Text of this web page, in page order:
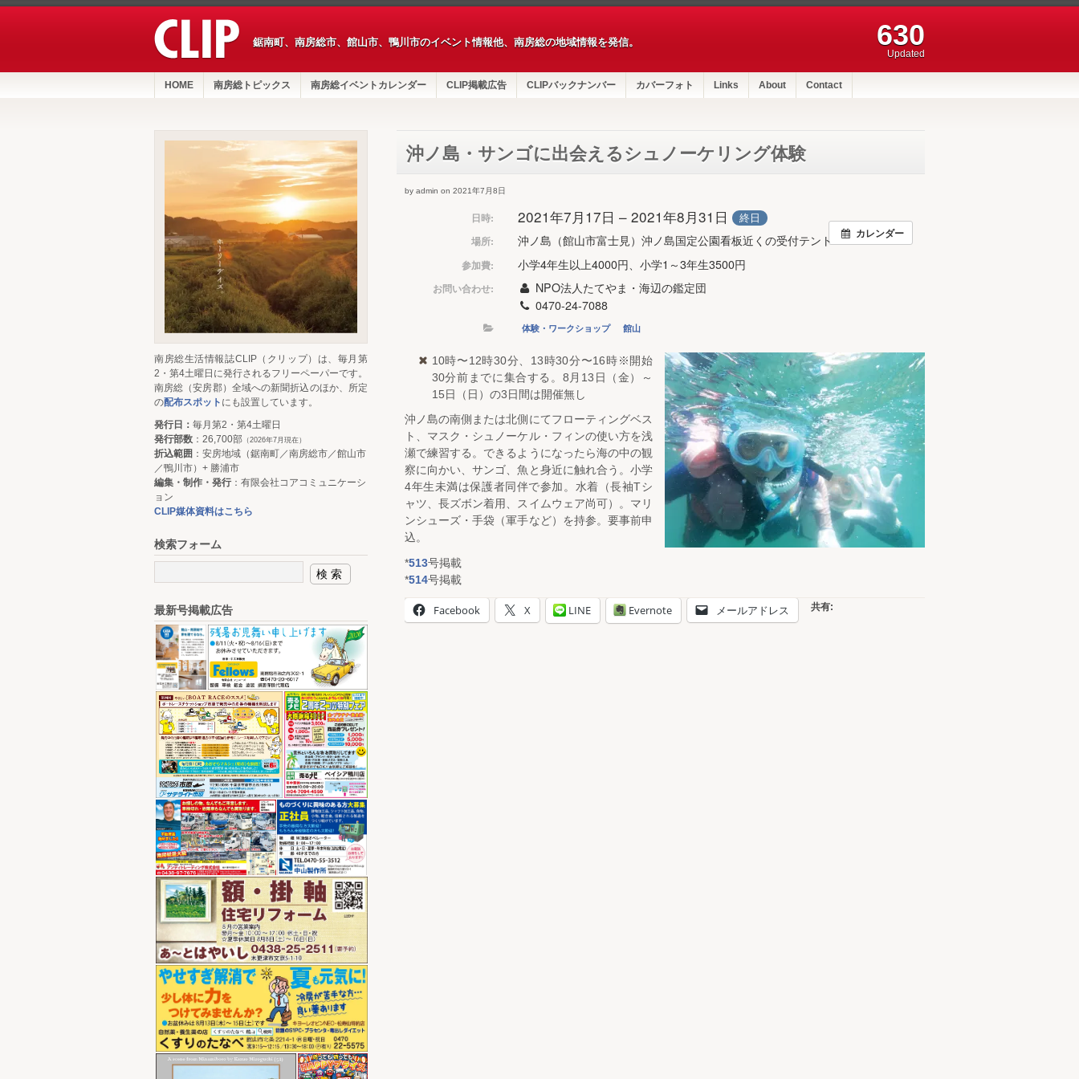
鋸南町、南房総市、館山市、鴨川市のイベント情報他、南房総の地域情報を発信。 630
Updated
HOME 南房総トピックス 南房総イベントカレンダー CLIP掲載広告 CLIPバックナンバー カバーフォト Links About Contact
沖ノ島・サンゴに出会えるシュノーケリング体験
by admin on 2021年7月8日
カレンダー
日時: 2021年7月17日 – 2021年8月31日 終日
場所: 沖ノ島（館山市富士見）沖ノ島国定公園看板近くの受付テント
参加費: 小学4年生以上4000円、小学1～3年生3500円
お問い合わせ:
NPO法人たてやま・海辺の鑑定団
0470-24-7088
体験・ワークショップ 館山
10時〜12時30分、13時30分〜16時※開始
30分前までに集合する。8月13日（金）～
15日（日）の3日間は開催無し
沖ノ島の南側または北側にてフローティングベス
ト、マスク・シュノーケル・フィンの使い方を浅
瀬で練習する。できるようになったら海の中の観
察に向かい、サンゴ、魚と身近に触れ合う。小学
4年生未満は保護者同伴で参加。水着（長袖Tシ
ャツ、長ズボン着用、スイムウェア尚可）。マリ
ンシューズ・手袋（軍手など）を持参。要事前申
込。
*513号掲載
*514号掲載
共有:
Facebook X LINE Evernote メールアドレス
南房総生活情報誌CLIP（クリップ）は、毎月第
2・第4土曜日に発行されるフリーペーパーです。
南房総（安房郡）全域への新聞折込のほか、所定
の配布スポット にも設置しています。
発行日： 毎月第2・第4土曜日
発行部数 ：26,700部 （2026年7月現在）
折込範囲 ：安房地域（鋸南町／南房総市／館山市
／鴨川市）+ 勝浦市
編集・制作・発行：有限会社コアコミュニケーシ
ョン
CLIP媒体資料はこちら
検索フォーム
最新号掲載広告